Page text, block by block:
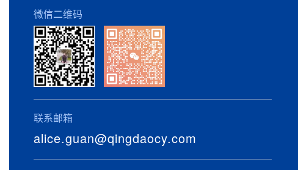
微信二维码
联系邮箱
alice.guan@qingdaocy.com